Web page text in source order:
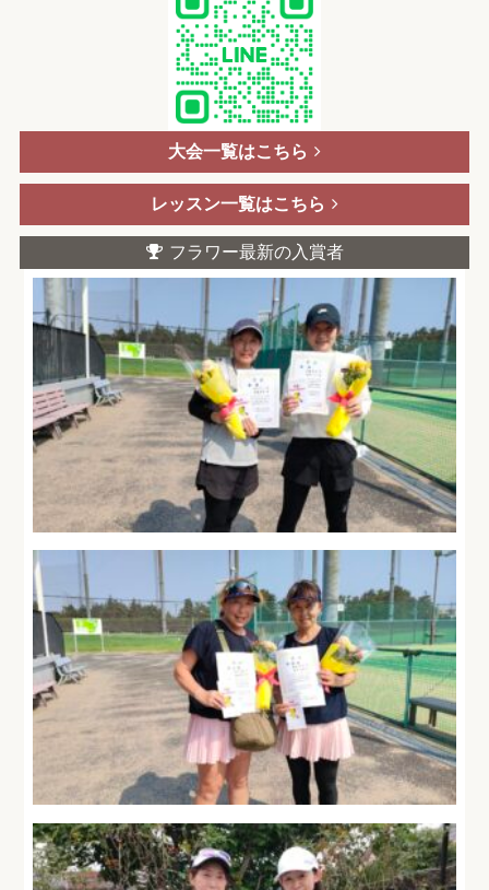
大会一覧はこちら
レッスン一覧はこちら
フラワー最新の入賞者